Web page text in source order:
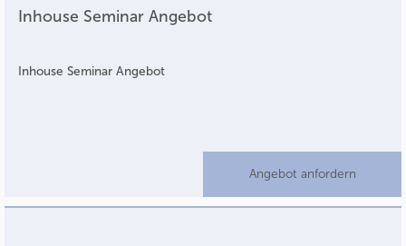
Inhouse Seminar Angebot
Inhouse Seminar Angebot
Angebot anfordern